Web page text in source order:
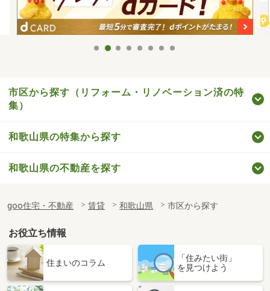
市区から探す（リフォーム・リノベーション済の特
集）
和歌山県の特集から探す
和歌山県の不動産を探す
goo住宅・不動産 賃貸 和歌山県 市区から探す
お役立ち情報
住まいのコラム
「住みたい街」
を見つけよう